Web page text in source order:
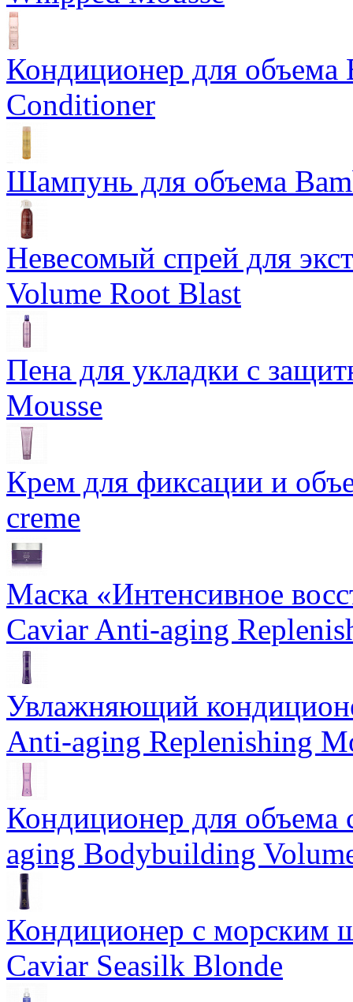
Кондиционер для объема
Conditioner
Шампунь для объема
Невесомый спрей для
Volume Root Blast
Пена для укладки с
Mousse
Крем для фиксации и
creme
Маска «Интенсивное
Caviar Anti-aging
Увлажняющий
Anti-aging Replenishing
Кондиционер для
aging Bodybuilding
Кондиционер с морским
Caviar Seasilk Blonde